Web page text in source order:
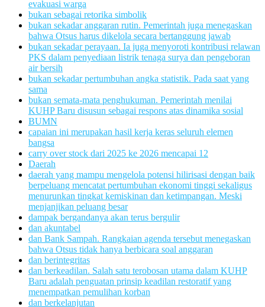
evakuasi warga
bukan sebagai retorika simbolik
bukan sekadar anggaran rutin. Pemerintah juga menegaskan
bahwa Otsus harus dikelola secara bertanggung jawab
bukan sekadar perayaan. Ia juga menyoroti kontribusi relawan
PKS dalam penyediaan listrik tenaga surya dan pengeboran
air bersih
bukan sekadar pertumbuhan angka statistik. Pada saat yang
sama
bukan semata-mata penghukuman. Pemerintah menilai
KUHP Baru disusun sebagai respons atas dinamika sosial
BUMN
capaian ini merupakan hasil kerja keras seluruh elemen
bangsa
carry over stock dari 2025 ke 2026 mencapai 12
Daerah
daerah yang mampu mengelola potensi hilirisasi dengan baik
berpeluang mencatat pertumbuhan ekonomi tinggi sekaligus
menurunkan tingkat kemiskinan dan ketimpangan. Meski
menjanjikan peluang besar
dampak bergandanya akan terus bergulir
dan akuntabel
dan Bank Sampah. Rangkaian agenda tersebut menegaskan
bahwa Otsus tidak hanya berbicara soal anggaran
dan berintegritas
dan berkeadilan. Salah satu terobosan utama dalam KUHP
Baru adalah penguatan prinsip keadilan restoratif yang
menempatkan pemulihan korban
dan berkelanjutan